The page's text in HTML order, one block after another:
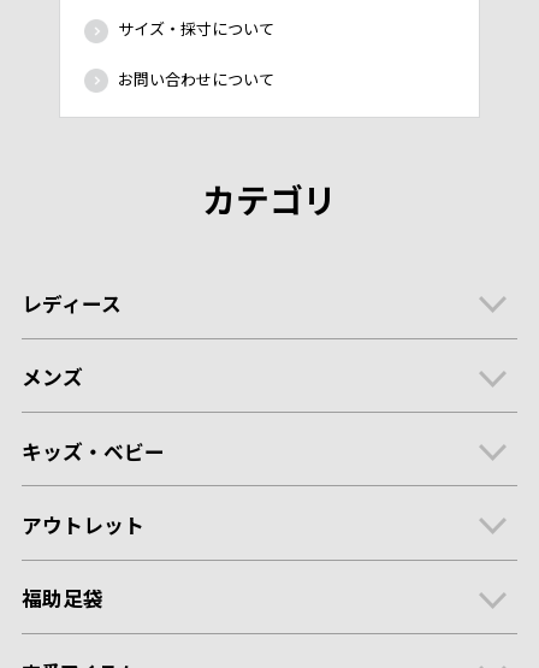
サイズ・採寸について
お問い合わせについて
カテゴリ
レディース
メンズ
キッズ・ベビー
アウトレット
福助足袋